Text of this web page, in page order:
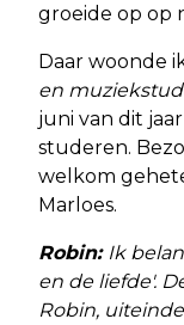
groeide op op
Daar woonde
en
juni van dit
studeren.
welkom
Marloes.
Robin: Ik
en de liefde'.
Robin,